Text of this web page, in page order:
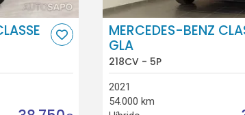
MERCEDES-BENZ
GLA
218CV - 5P
2021
54.000 km